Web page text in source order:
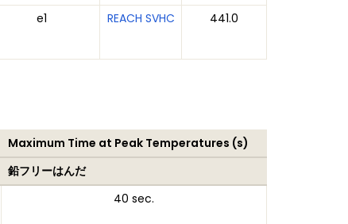
e1 REACH SVHC 441.0
Maximum Time at Peak Temperatures (s)
鉛フリーはんだ
40 sec.